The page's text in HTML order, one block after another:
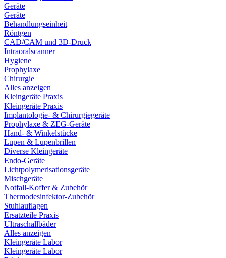
Geräte
Geräte
Behandlungseinheit
Röntgen
CAD/CAM und 3D-Druck
Intraoralscanner
Hygiene
Prophylaxe
Chirurgie
Alles anzeigen
Kleingeräte Praxis
Kleingeräte Praxis
Implantologie- & Chirurgiegeräte
Prophylaxe & ZEG-Geräte
Hand- & Winkelstücke
Lupen & Lupenbrillen
Diverse Kleingeräte
Endo-Geräte
Lichtpolymerisationsgeräte
Mischgeräte
Notfall-Koffer & Zubehör
Thermodesinfektor-Zubehör
Stuhlauflagen
Ersatzteile Praxis
Ultraschallbäder
Alles anzeigen
Kleingeräte Labor
Kleingeräte Labor